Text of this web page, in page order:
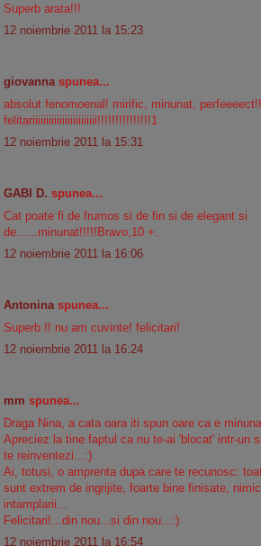
Superb arata!!!
12 noiembrie 2011 la 15:23
giovannaspunea...
absolut fenomoenal! mirific, minunat,
felitariiiiiiiiiiiiiiiiiiiiiiii!!!!!!!!!!!!!!!1
12 noiembrie 2011 la 15:31
GABI D. spunea...
Cat poate fi de frumos si de fin si de elegant si
de......minunat!!!!!Bravo,10 +.
12 noiembrie 2011 la 16:06
Antoninaspunea...
Superb !! nu am cuvinte! felicitari!
12 noiembrie 2011 la 16:24
mm spunea...
Draga Nina, a cata oara iti spun oare ca e
Apreciez la tine faptul ca nu te-ai 'blocat' intr-un
te reinventezi...:)
Ai, totusi, o amprenta dupa care te recunosc:
sunt extrem de ingrijite, foarte bine finisate,
intamplarii...
Felicitari!...din nou...si din nou...:)
12 noiembrie 2011 la 16:54